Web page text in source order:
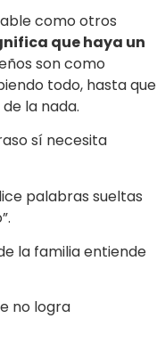
como otros
que haya un
son como
todo, hasta que
la nada.
sí necesita
palabras sueltas
la familia entiende
no logra